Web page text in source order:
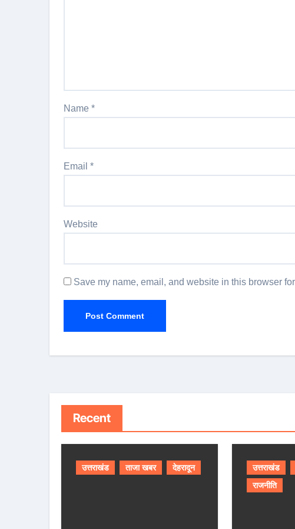
Name *
Email *
Website
Save my name, email, and website in this browser
Recent
उत्तराखंड ताजा खबर देहरादून उत्तराखंड
राजनीति